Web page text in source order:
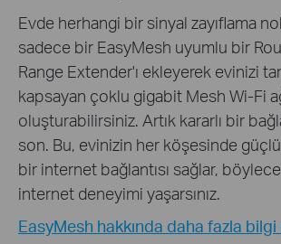
Evde herhangi bir sinyal zayıflama
sadece bir EasyMesh uyumlu bir
Range Extender'ı ekleyerek evinizi
kapsayan çoklu gigabit Mesh Wi-Fi
oluşturabilirsiniz. Artık kararlı bir
son. Bu, evinizin her köşesinde
bir internet bağlantısı sağlar,
internet deneyimi yaşarsınız.
EasyMesh hakkında daha fazla